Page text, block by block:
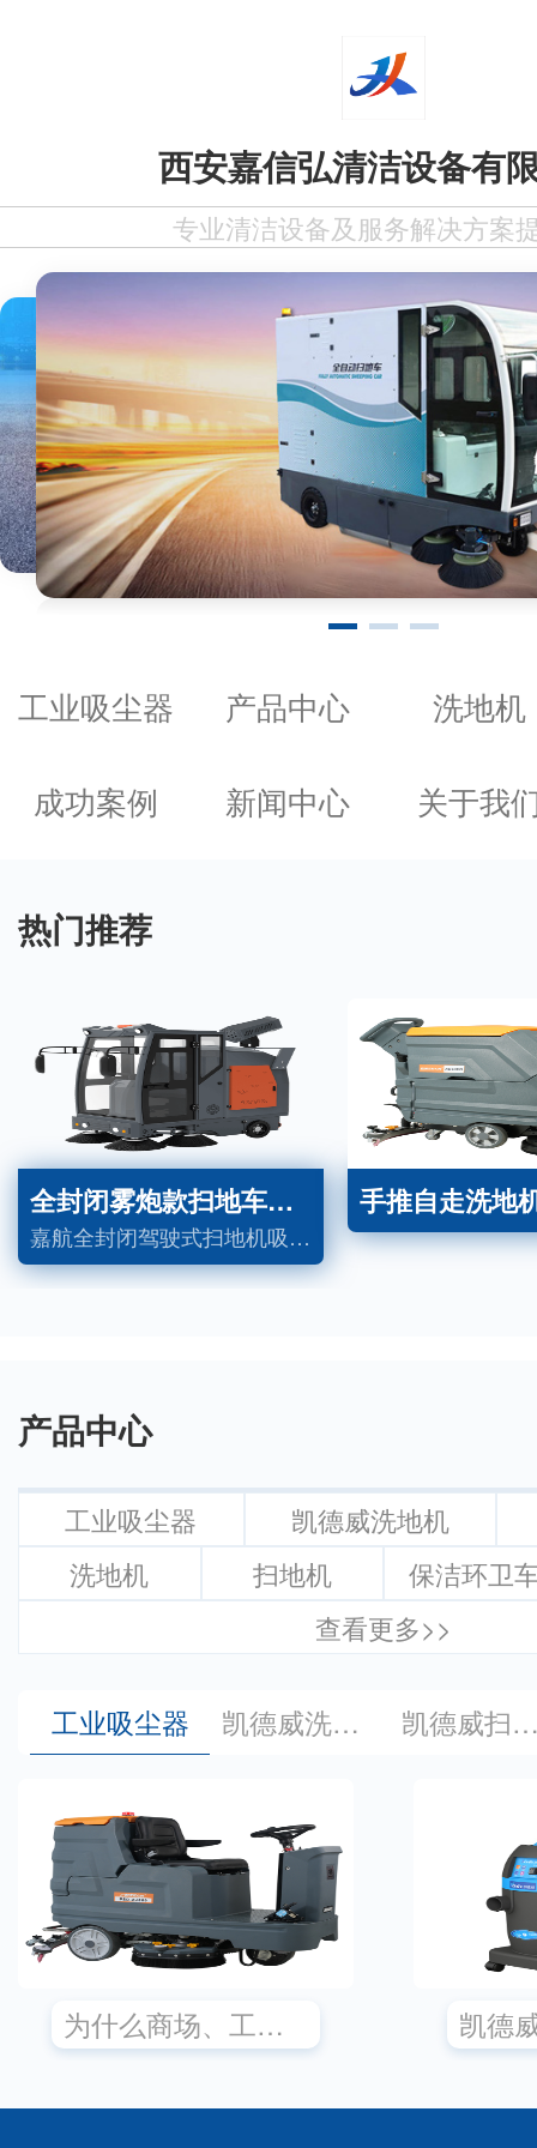
西安嘉信弘清洁设备有
专业清洁设备及服务解决方案
工业吸尘器 产品中心 洗地机
成功案例 新闻中心 关于我
热门推荐
全封闭雾炮款扫地车C11
嘉航全封闭驾驶式扫地机吸尘、扫地、洒水一体，适用于工厂、小区、户外道路地面的清洁，可清扫树叶、砖块、石子、灰尘等垃圾，节省人力，提高清洁效率。
手推自走洗地
产品中心
工业吸尘器
凯德威洗地机
洗地机
扫地机
保洁环卫
查看更多>>
工业吸尘器 凯德威洗地机 凯德威扫地机
为什么商场、工厂、写字楼都需要商用洗地机？